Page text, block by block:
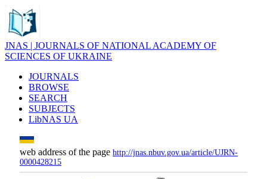
JNAS | JOURNALS OF NATIONAL ACADEMY OF
SCIENCES OF UKRAINE
JOURNALS
BROWSE
SEARCH
SUBJECTS
LibNAS UA
web address of the page http://jnas.nbuv.gov.ua/article/UJRN-
0000428215